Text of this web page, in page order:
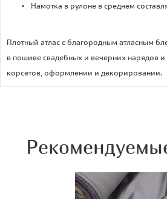
Намотка в рулоне в среднем
Плотный атлас с благородным атласным
в пошиве свадебных и вечерних нарядов и
корсетов, оформлении и декорировании.